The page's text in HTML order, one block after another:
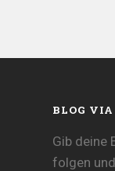
BLOG
Gib deine
folgen